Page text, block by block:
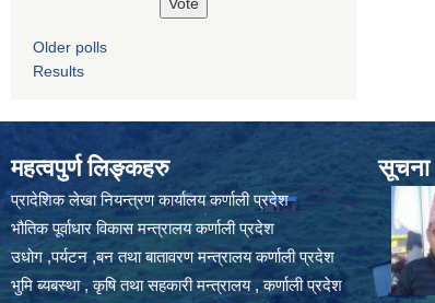
Older polls
Results
महत्वपुर्ण लिङ्कहरु
प्रादेशिक लेखा नियन्त्रण कार्यालय कर्णाली प्रदेश
भौतिक पूर्वाधार विकास मन्त्रालय कर्णाली प्रदेश
उधोग ,पर्यटन ,बन तथा बातावरण मन्त्रालय कर्णाली प्रदेश
भुमि ब्यबस्था , कृषि तथा सहकारी मन्त्रालय , कर्णाली प्रदेश
सूचना